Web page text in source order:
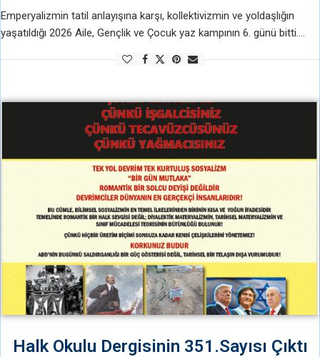
Emperyalizmin tatil anlayışına karşı, kollektivizmin ve yoldaşlığın
yaşatıldığı 2026 Aile, Gençlik ve Çocuk yaz kampının 6. günü bitti.
Halk Okulu Dergisinin 351.Sayısı Çıktı